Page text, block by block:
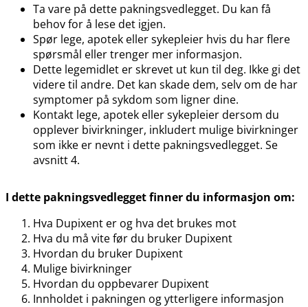
Ta vare på dette pakningsvedlegget. Du kan få
behov for å lese det igjen.
Spør lege, apotek eller sykepleier hvis du har flere
spørsmål eller trenger mer informasjon.
Dette legemidlet er skrevet ut kun til deg. Ikke gi det
videre til andre. Det kan skade dem, selv om de har
symptomer på sykdom som ligner dine.
Kontakt lege, apotek eller sykepleier dersom du
opplever bivirkninger, inkludert mulige bivirkninger
som ikke er nevnt i dette pakningsvedlegget. Se
avsnitt 4.
I dette pakningsvedlegget finner du informasjon om:
Hva Dupixent er og hva det brukes mot
Hva du må vite før du bruker Dupixent
Hvordan du bruker Dupixent
Mulige bivirkninger
Hvordan du oppbevarer Dupixent
Innholdet i pakningen og ytterligere informasjon